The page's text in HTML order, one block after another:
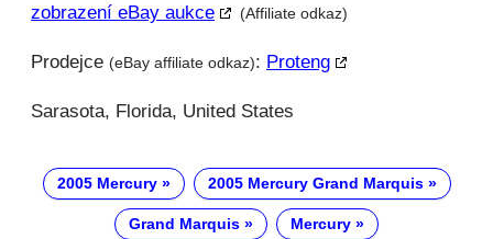
zobrazení eBay aukce
(Affiliate odkaz)
Prodejce (eBay affiliate odkaz): Proteng
Sarasota, Florida, United States
2005 Mercury 2005 Mercury Grand Marquis
Grand Marquis Mercury